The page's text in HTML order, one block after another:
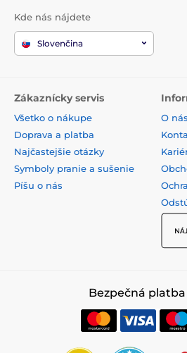
Kde nás nájdete
Slovenčina
Zákaznícky servis
Všetko o nákupe
Doprava a platba
Najčastejšie otázky
Symboly pranie a sušenie
Píšu o nás
O nás
Bezpečná